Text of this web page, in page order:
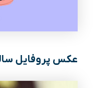
عکس پروفایل